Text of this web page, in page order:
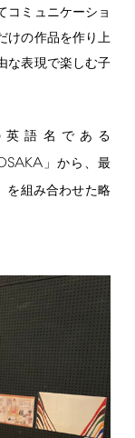
コミュニケーショ
けの作品を作り上
な表現で楽しむ子
語名である
」から、最
を組み合わせた略